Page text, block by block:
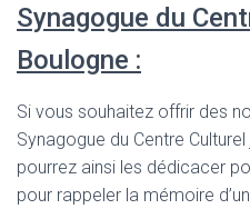
Synagogue du
Boulogne :
Si vous souhaitez offrir des
Synagogue du Centre
pourrez ainsi les dédicacer
pour rappeler la mémoire